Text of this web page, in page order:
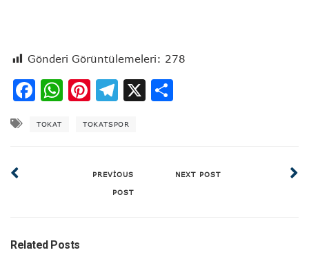
Gönderi Görüntülemeleri: 278
Facebook
WhatsApp
Pinterest
Telegram
X
TOKAT TOKATSPOR
PREVIOUS
POST
NEXT POST
Related Posts